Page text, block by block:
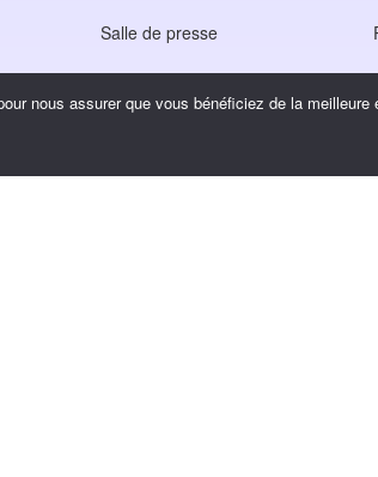
Salle de presse
nous assurer que vous bénéficiez de la